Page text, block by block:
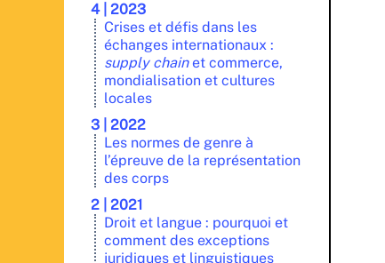
4 | 2023
Crises et défis dans les
échanges internationaux :
supply chainet commerce,
mondialisation et cultures
locales
3 | 2022
Les normes de genre à
l’épreuve de la représentation
des corps
2 | 2021
Droit et langue : pourquoi et
comment des exceptions
juridiques et linguistiques